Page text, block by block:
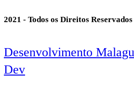
2021 - Todos os Direitos
Desenvolvimento
Dev